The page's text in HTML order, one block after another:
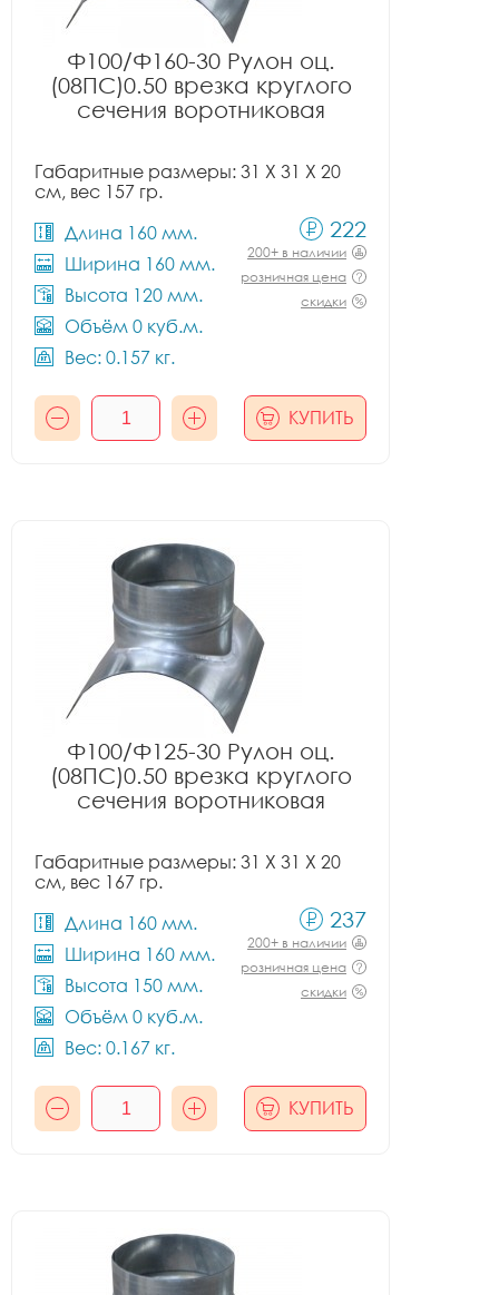
Ф100/Ф160-30 Рулон оц.
(08ПС)0.50 врезка круглого
сечения воротниковая
Габаритные размеры: 31 X 31 X 20
см, вес 157 гр.
Длина 160 мм.
Ширина 160 мм.
Высота 120 мм.
Объём 0 куб.м.
Вес: 0.157 кг.
222
200+ в наличии
розничная цена
скидки
КУПИТЬ
Ф100/Ф125-30 Рулон оц.
(08ПС)0.50 врезка круглого
сечения воротниковая
Габаритные размеры: 31 X 31 X 20
см, вес 167 гр.
Длина 160 мм.
Ширина 160 мм.
Высота 150 мм.
Объём 0 куб.м.
Вес: 0.167 кг.
237
200+ в наличии
розничная цена
скидки
КУПИТЬ